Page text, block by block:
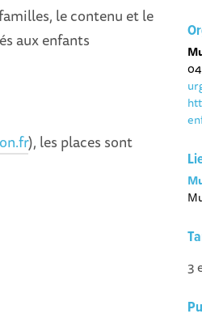
le contenu et le
aux enfants
), les places sont
3